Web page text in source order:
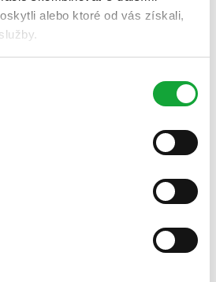
alebo ktoré od vás získali,